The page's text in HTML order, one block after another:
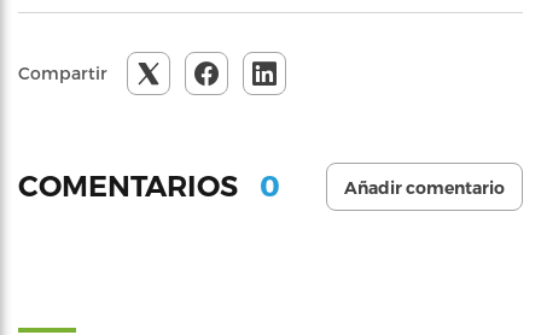
Compartir
COMENTARIOS 0 Añadir comentario